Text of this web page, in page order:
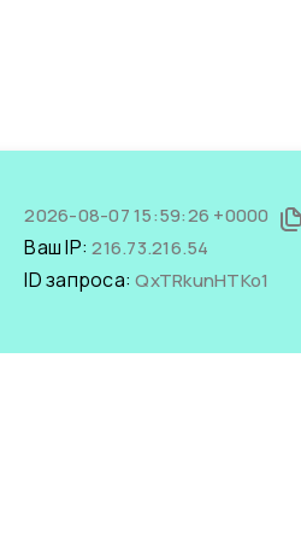
2026-08-07 15:59:26 +0000
Ваш IP:216.73.216.54
ID запроса:QxTRkunHTKo1